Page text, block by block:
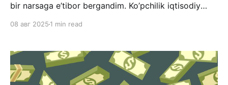
bir narsaga e’tibor bergandim. Ko’pchilik iqtisodiy
cheklanganligi bilan baholanadi. Masalan, tilla yoki
olmos (brilliant) ning qimmatligi sababi - bu moddalar
tabiatda cheklangan, odamlarda kam. Bitcoin ham
08 авг 2025 1 min read